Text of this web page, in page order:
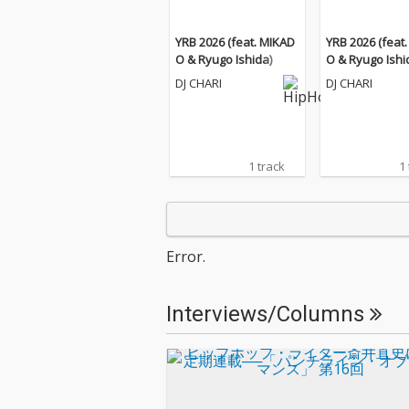
YRB 2026 (feat. MIKAD
O & Ryugo Ishida)
DJ CHARI
1 track
YRB 2026
O & Ryugo
DJ CHARI
Error.
Interviews/Columns